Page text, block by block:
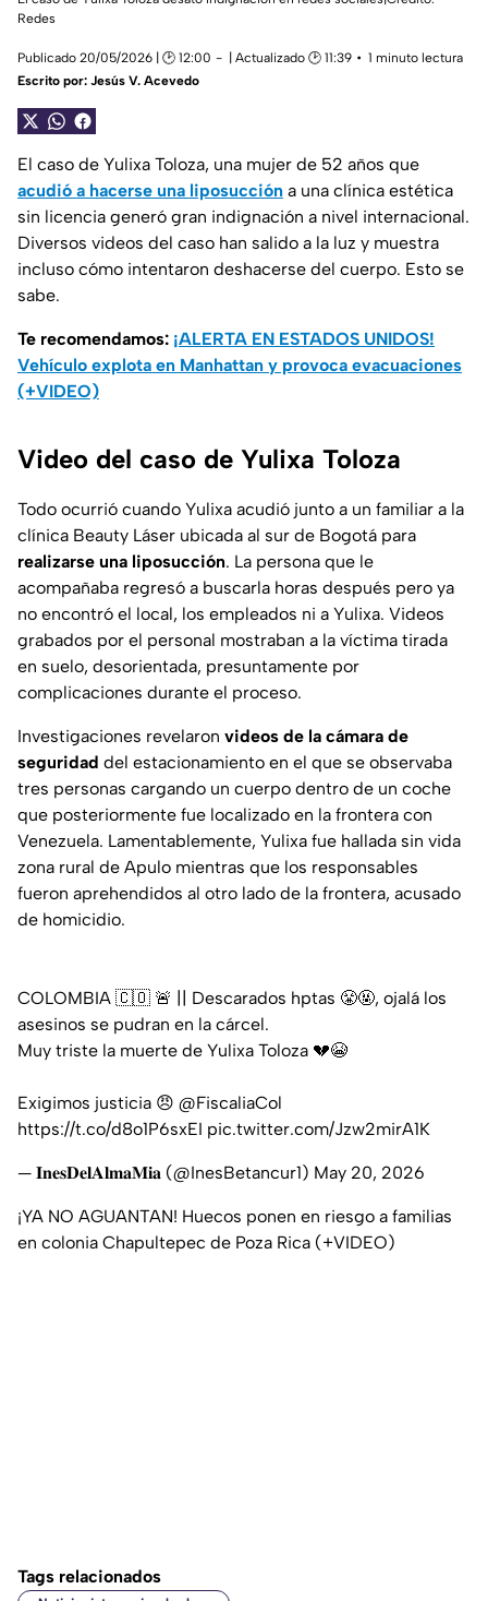
Redes
Publicado 20/05/2026 | 🕑 12:00 | Actualizado 🕑 11:39
1 minuto lectura
Escrito por: Jesús V. Acevedo
El caso de Yulixa Toloza, una mujer de 52 años que
acudió a hacerse una liposucción a una clínica estética
sin licencia generó gran indignación a nivel internacional.
Diversos videos del caso han salido a la luz y muestra
incluso cómo intentaron deshacerse del cuerpo. Esto se
sabe.
Te recomendamos: ¡ALERTA EN ESTADOS UNIDOS!
Vehículo explota en Manhattan y provoca evacuaciones
(+VIDEO)
Video del caso de Yulixa Toloza
Todo ocurrió cuando Yulixa acudió junto a un familiar a la
clínica Beauty Láser ubicada al sur de Bogotá para
realizarse una liposucción. La persona que le
acompañaba regresó a buscarla horas después pero ya
no encontró el local, los empleados ni a Yulixa. Videos
grabados por el personal mostraban a la víctima tirada
en suelo, desorientada, presuntamente por
complicaciones durante el proceso.
Investigaciones revelaron videos de la cámara de
seguridad del estacionamiento en el que se observaba
tres personas cargando un cuerpo dentro de un coche
que posteriormente fue localizado en la frontera con
Venezuela. Lamentablemente, Yulixa fue hallada sin vida
zona rural de Apulo mientras que los responsables
fueron aprehendidos al otro lado de la frontera, acusado
de homicidio.
COLOMBIA 🇨🇴 🚨 || Descarados hptas 😤🤬, ojalá los
asesinos se pudran en la cárcel.
Muy triste la muerte de Yulixa Toloza 💔😭
Exigimos justicia 😠 @FiscaliaCol
https://t.co/d8o1P6sxEI pic.twitter.com/Jzw2mirA1K
— 𝐈𝐧𝐞𝐬𝐃𝐞𝐥𝐀𝐥𝐦𝐚𝐌𝐢𝐚 (@InesBetancur1) May 20, 2026
¡YA NO AGUANTAN! Huecos ponen en riesgo a familias
en colonia Chapultepec de Poza Rica (+VIDEO)
Tags relacionados